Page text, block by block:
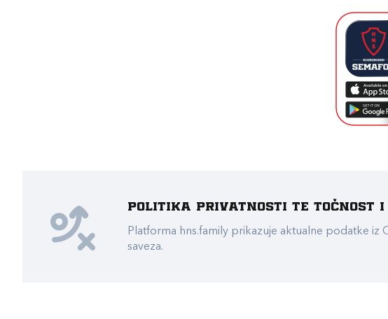
Politika privatnosti te točnost i
Platforma hns.family prikazuje aktualne podatke
saveza.